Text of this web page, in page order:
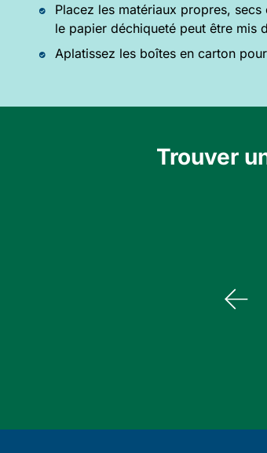
Placez les matériaux propres,
le papier déchiqueté peut être mis
Aplatissez les boîtes en carton
Trouver